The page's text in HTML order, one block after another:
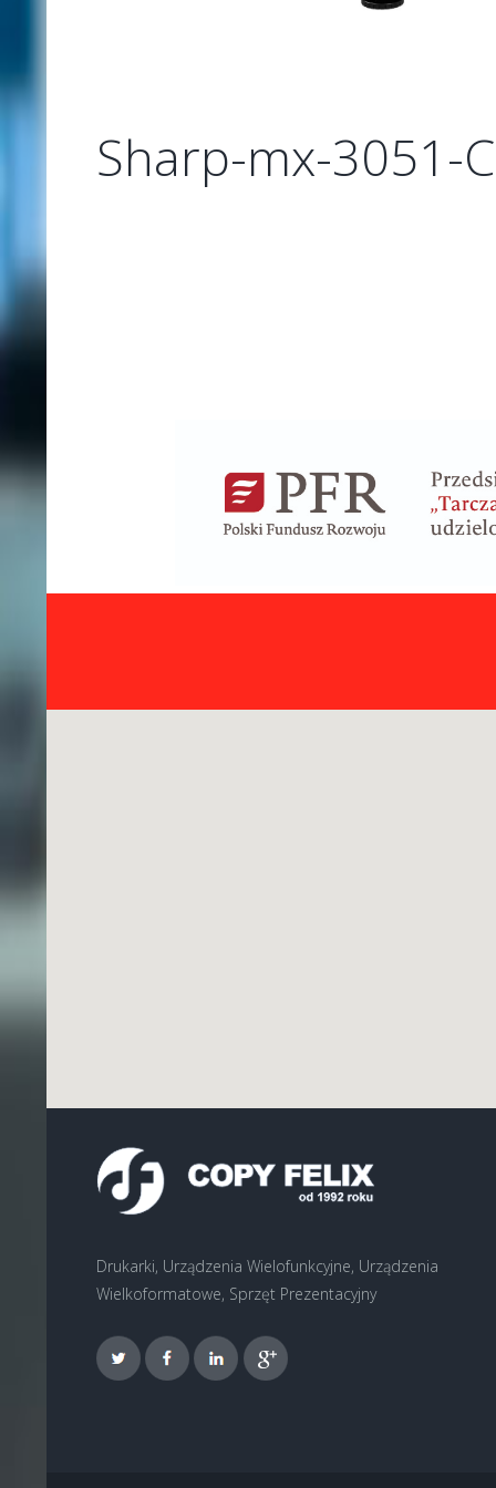
Sharp-mx-3051-
Drukarki, Urządzenia Wielofunkcyjne, Urządzenia
Wielkoformatowe, Sprzęt Prezentacyjny